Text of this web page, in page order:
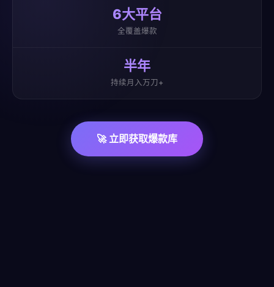
6大平台
全覆盖爆款
半年
持续月入万刀+
🚀 立即获取爆款库